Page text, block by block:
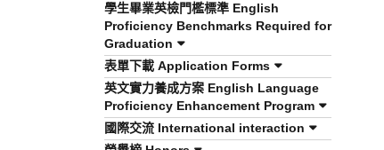
學生畢業英檢門檻標準 English
Proficiency Benchmarks Required for
Graduation
表單下載 Application Forms
英文實力養成方案 English Language
Proficiency Enhancement Program
國際交流 International interaction